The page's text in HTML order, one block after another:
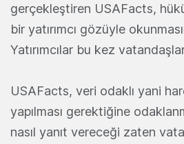
gerçekleştiren USAFacts,
bir yatırımcı gözüyle
Yatırımcılar bu kez
USAFacts, veri odaklı yani
yapılması gerektiğine
nasıl yanıt vereceği zaten